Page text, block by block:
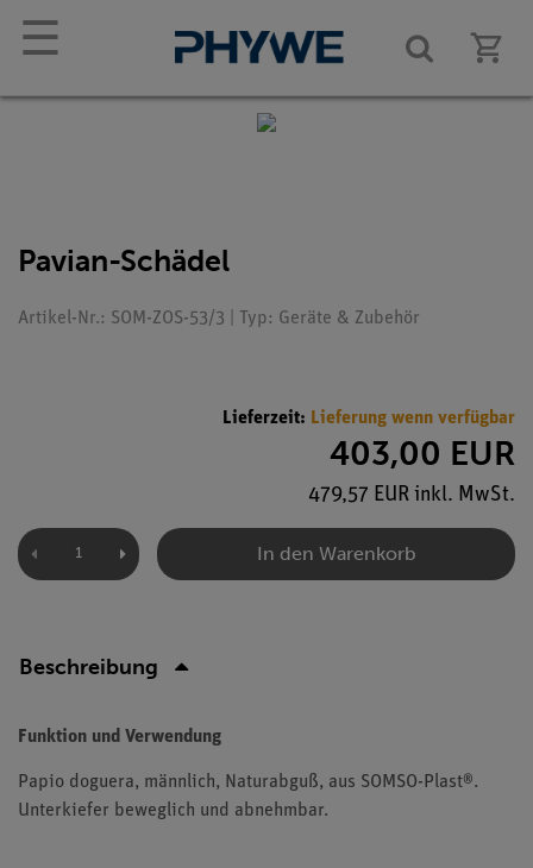
☰
Pavian-Schädel
Artikel-Nr.: SOM-ZOS-53/3 | Typ: Geräte & Zubehör
Lieferzeit: Lieferung wenn verfügbar
403,00 EUR
479,57 EUR inkl. MwSt.
In den Warenkorb
Beschreibung
Funktion und Verwendung
Papio doguera, männlich, Naturabguß, aus SOMSO-Plast®.
Unterkiefer beweglich und abnehmbar.